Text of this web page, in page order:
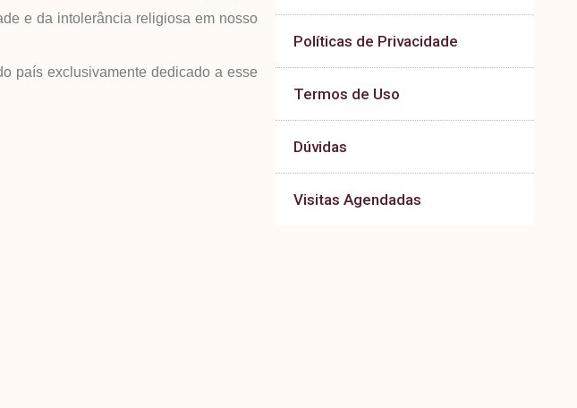
e da intolerância religiosa em nosso
exclusivamente dedicado a esse
Políticas de Privacidade
Termos de Uso
Dúvidas
Visitas Agendadas